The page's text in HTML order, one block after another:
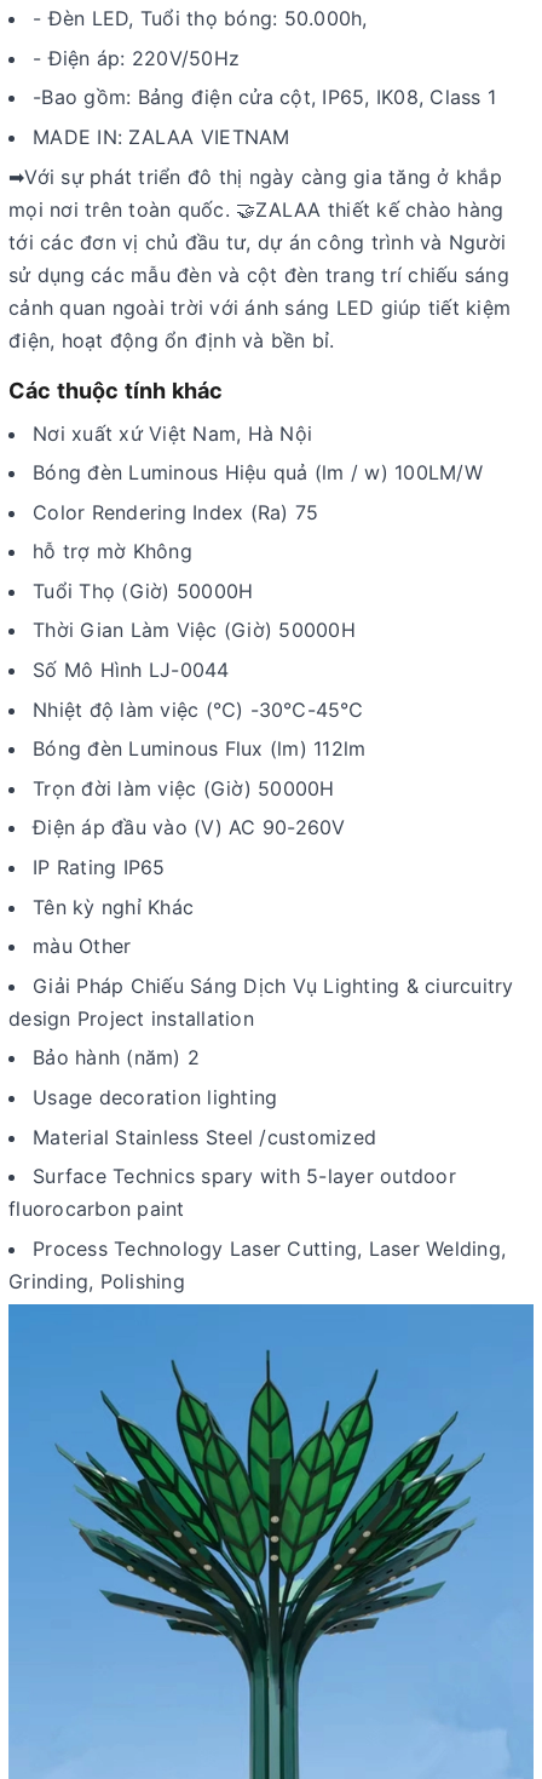
- Đèn LED, Tuổi thọ bóng: 50.000h,
-Điện áp: 220V/50Hz
-Bao gồm: Bảng điện cửa cột, IP65, IK08, Class 1
MADE IN: ZALAA VIETNAM
➡Với sự phát triển đô thị ngày càng gia tăng ở khắp
mọi nơi trên toàn quốc. 🤝ZALAA thiết kế chào hàng
tới các đơn vị chủ đầu tư, dự án công trình và Người
sử dụng các mẫu đèn và cột đèn trang trí chiếu sáng
cảnh quan ngoài trời với ánh sáng LED giúp tiết kiệm
điện, hoạt động ổn định và bền bỉ.
Các thuộc tính khác
Nơi xuất xứ Việt Nam, Hà Nội
Bóng đèn Luminous Hiệu quả (lm / w) 100LM/W
Color Rendering Index (Ra) 75
hỗ trợ mờ Không
Tuổi Thọ (Giờ) 50000H
Thời Gian Làm Việc (Giờ) 50000H
Số Mô Hình LJ-0044
Nhiệt độ làm việc (℃) -30℃-45℃
Bóng đèn Luminous Flux (lm) 112lm
Trọn đời làm việc (Giờ) 50000H
Điện áp đầu vào (V) AC 90-260V
IP Rating IP65
Tên kỳ nghỉ Khác
màu Other
Giải Pháp Chiếu Sáng Dịch Vụ Lighting & ciurcuitry
design Project installation
Bảo hành (năm) 2
Usage decoration lighting
Material Stainless Steel /customized
Surface Technics spary with 5-layer outdoor
fluorocarbon paint
Process Technology Laser Cutting, Laser Welding,
Grinding, Polishing